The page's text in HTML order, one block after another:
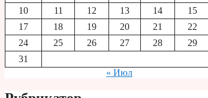
10
11 12 13 14 15
17
18 19 20 21 22
24
25 26 27 28 29
31
« Июл